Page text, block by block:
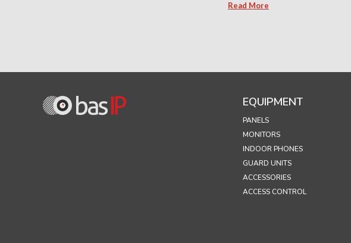
Read More
EQUIPMENT
PANELS
MONITORS
INDOOR PHONES
GUARD UNITS
ACCESSORIES
ACCESS CONTROL